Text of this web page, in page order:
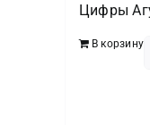
Цифры
В корзину